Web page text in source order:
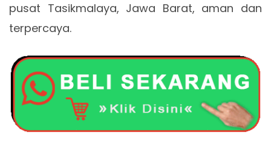
pusat Tasikmalaya, Jawa Barat, aman dan
terpercaya.